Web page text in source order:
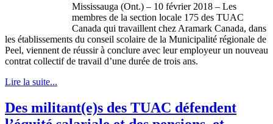
Mississauga (Ont.) – 10 février 2018 – Les
membres de la section locale 175 des TUAC
Canada qui travaillent chez Aramark Canada, dans
les établissements du conseil scolaire de la Municipalité régionale de
Peel, viennent de réussir à conclure avec leur employeur un nouveau
contrat collectif de travail d’une durée de trois ans.
Lire la suite...
Des militant(e)s des TUAC défendent